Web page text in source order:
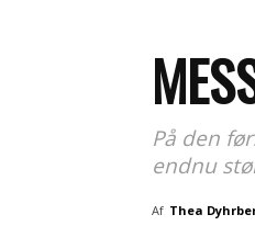
På den
endnu
Af Thea